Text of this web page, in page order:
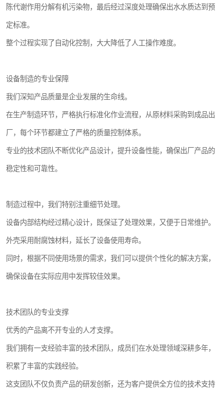
陈代谢作用分解有机污染物，最后经过深度处理确保出水水质达到预
定标准。
整个过程实现了自动化控制，大大降低了人工操作难度。
设备制造的专业保障
我们深知产品质量是企业发展的生命线。
在生产制造环节，严格执行标准化作业流程，从原材料采购到成品出
厂，每个环节都建立了严格的质量控制体系。
专业的技术团队不断优化产品设计，提升设备性能，确保出厂产品的
稳定性和可靠性。
制造过程中，我们特别注重细节处理。
设备内部结构经过精心设计，既保证了处理效果，又便于日常维护。
外壳采用耐腐蚀材料，延长了设备使用寿命。
同时，根据不同使用场景的需求，我们可以提供个性化的解决方案，
确保设备在实际应用中发挥较佳效果。
技术团队的专业支撑
优秀的产品离不开专业的人才支撑。
我们拥有一支经验丰富的技术团队，成员们在水处理领域深耕多年，
积累了丰富的实践经验。
这支团队不仅负责产品的研发创新，还为客户提供全方位的技术支持